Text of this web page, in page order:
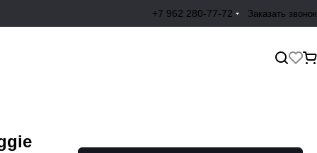
+7 962 280-77-72 Заказать звонок